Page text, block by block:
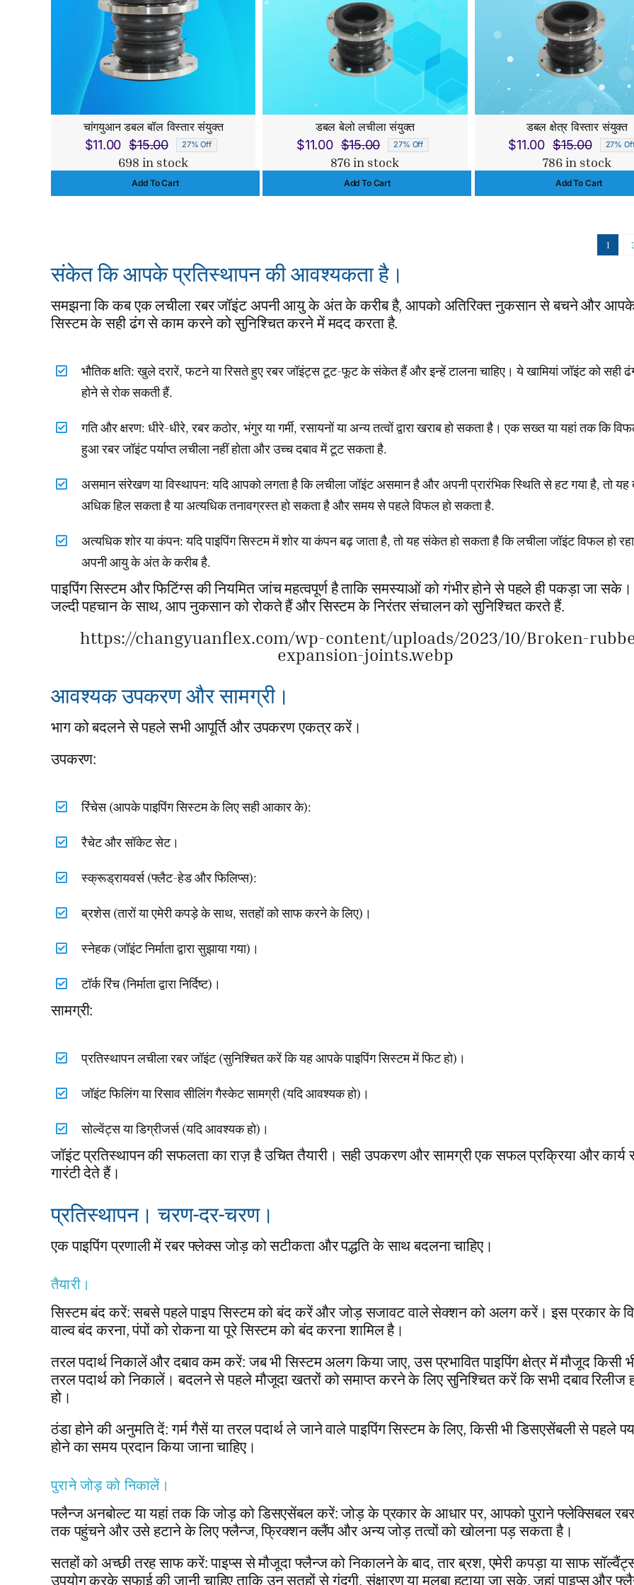
चांगयुआन डबल बॉल विस्तार संयुक्त
$15.00
Original
price
$11.00
Current
price
27% Off
698 in stock
Add To Cart
डबल बेलो लचीला संयुक्त
$15.00
Original
price
$11.00
Current
price
27% Off
876 in stock
Add To Cart
डबल क्षेत्र विस्तार संयुक्त
$15.00
price
$11.00
price
27%
786 in stock
Add To Cart
1
संकेत कि आपके प्रतिस्थापन की आवश्यकता है।
समझना कि कब एक लचीला रबर जॉइंट अपनी आयु के अंत के करीब है, आपको अतिरिक्त नुकसान से बचने और आपके
सिस्टम के सही ढंग से काम करने को सुनिश्चित करने में मदद करता है.
भौतिक क्षति: खुले दरारें, फटने या रिसते हुए रबर जॉइंट्स टूट-फूट के संकेत हैं और इन्हें टालना चाहिए। ये खामियां जॉइंट को सही
होने से रोक सकती हैं.
गति और क्षरण: धीरे-धीरे, रबर कठोर, भंगुर या गर्मी, रसायनों या अन्य तत्वों द्वारा खराब हो सकता है। एक सख्त या यहां तक ​​कि
हुआ रबर जॉइंट पर्याप्त लचीला नहीं होता और उच्च दबाव में टूट सकता है.
असमान संरेखण या विस्थापन: यदि आपको लगता है कि लचीला जॉइंट असमान है और अपनी प्रारंभिक स्थिति से हट गया है, तो यह
अधिक हिल सकता है या अत्यधिक तनावग्रस्त हो सकता है और समय से पहले विफल हो सकता है.
अत्यधिक शोर या कंपन: यदि पाइपिंग सिस्टम में शोर या कंपन बढ़ जाता है, तो यह संकेत हो सकता है कि लचीला जॉइंट विफल हो
अपनी आयु के अंत के करीब है.
पाइपिंग सिस्टम और फिटिंग्स की नियमित जांच महत्वपूर्ण है ताकि समस्याओं को गंभीर होने से पहले ही पकड़ा जा
जल्दी पहचान के साथ, आप नुकसान को रोकते हैं और सिस्टम के निरंतर संचालन को सुनिश्चित करते हैं.
https://changyuanflex.com/wp-content/uploads/2023/10/Broken-
expansion-joints.webp
आवश्यक उपकरण और सामग्री।
भाग को बदलने से पहले सभी आपूर्ति और उपकरण एकत्र करें।
उपकरण:
रिंचेस (आपके पाइपिंग सिस्टम के लिए सही आकार के):
रैचेट और सॉकेट सेट।
स्क्रूड्रायवर्स (फ्लैट-हेड और फिलिप्स):
ब्रशेस (तारों या एमेरी कपड़े के साथ, सतहों को साफ करने के लिए)।
स्नेहक (जॉइंट निर्माता द्वारा सुझाया गया)।
टॉर्क रिंच (निर्माता द्वारा निर्दिष्ट)।
सामग्री:
प्रतिस्थापन लचीला रबर जॉइंट (सुनिश्चित करें कि यह आपके पाइपिंग सिस्टम में फिट हो)।
जॉइंट फिलिंग या रिसाव सीलिंग गैस्केट सामग्री (यदि आवश्यक हो)।
सोल्वेंट्स या डिग्रीजर्स (यदि आवश्यक हो)।
जॉइंट प्रतिस्थापन की सफलता का राज़ है उचित तैयारी। सही उपकरण और सामग्री एक सफल प्रक्रिया और कार्य
गारंटी देते हैं।
प्रतिस्थापन। चरण-दर-चरण।
एक पाइपिंग प्रणाली में रबर फ्लेक्स जोड़ को सटीकता और पद्धति के साथ बदलना चाहिए।
तैयारी।
सिस्टम बंद करें: सबसे पहले पाइप सिस्टम को बंद करें और जोड़ सजावट वाले सेक्शन को अलग करें। इस प्रकार के
वाल्व बंद करना, पंपों को रोकना या पूरे सिस्टम को बंद करना शामिल है।
तरल पदार्थ निकालें और दबाव कम करें: जब भी सिस्टम अलग किया जाए, उस प्रभावित पाइपिंग क्षेत्र में मौजूद किसी
तरल पदार्थ को निकालें। बदलने से पहले मौजूदा खतरों को समाप्त करने के लिए सुनिश्चित करें कि सभी दबाव रिलीज
हो।
ठंडा होने की अनुमति दें: गर्म गैसें या तरल पदार्थ ले जाने वाले पाइपिंग सिस्टम के लिए, किसी भी डिसएसेंबली से पहले
होने का समय प्रदान किया जाना चाहिए।
पुराने जोड़ को निकालें।
फ्लैन्ज अनबोल्ट या यहां तक कि जोड़ को डिसएसेंबल करें: जोड़ के प्रकार के आधार पर, आपको पुराने फ्लेक्सिबल
तक पहुंचने और उसे हटाने के लिए फ्लैन्ज, फ्रिक्शन क्लैंप और अन्य जोड़ तत्वों को खोलना पड़ सकता है।
सतहों को अच्छी तरह साफ करें: पाइप्स से मौजूदा फ्लैन्ज को निकालने के बाद, तार ब्रश, एमेरी कपड़ा या साफ
उपयोग करके सफाई की जानी चाहिए ताकि उन सतहों से गंदगी, संक्षारण या मलबा हटाया जा सके, जहां पाइप्स और